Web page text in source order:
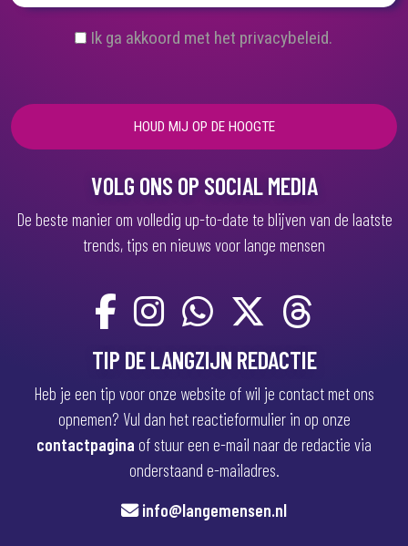
(
e
i
Ik ga akkoord met het privacybeleid.
VOLG ONS OP SOCIAL MEDIA
De beste manier om volledig up-to-date te blijven van de laatste
trends, tips en nieuws voor lange mensen
TIP DE LANGZIJN REDACTIE
Heb je een tip voor onze website of wil je contact met ons
opnemen? Vul dan het reactieformulier in op onze
contactpagina of stuur een e-mail naar de redactie via
onderstaand e-mailadres.
info@langemensen.nl